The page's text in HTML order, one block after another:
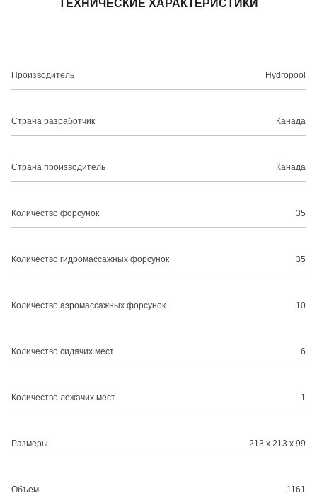
ТЕХНИЧЕСКИЕ ХАРАКТЕРИСТИКИ
Производитель Hydropool
Страна разработчик Канада
Страна производитель Канада
Количество форсунок 35
Количество гидромассажных форсунок 35
Количество аэромассажных форсунок 10
Количество сидячих мест 6
Количество лежачих мест 1
Размеры 213 х 213 х 99
Объем 1161